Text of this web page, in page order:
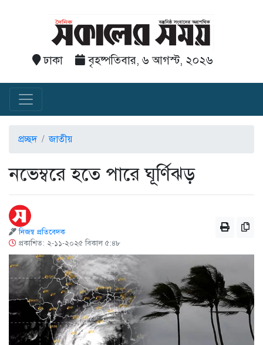
ঢাকা বৃহষ্পতিবার, ৬ আগস্ট, ২০২৬
প্রচ্ছদ জাতীয়
নভেম্বরে হতে পারে ঘূর্ণিঝড়
নিজস্ব প্রতিবেদক
প্রকাশিত: ২-১১-২০২৫ বিকাল ৫:৪৮